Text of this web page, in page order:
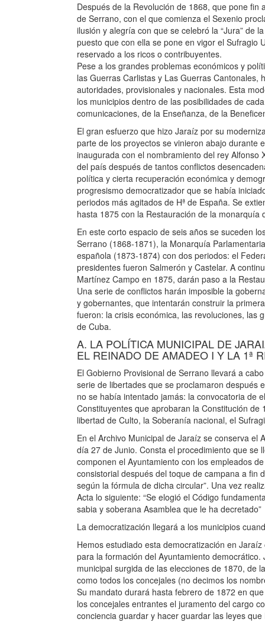
Después de la Revolución de 1868, que pone
de Serrano, con el que comienza el Sexenio
ilusión y alegría con que se celebró la “Jura” de
puesto que con ella se pone en vigor el Sufragio
reservado a los ricos o contribuyentes.
Pese a los grandes problemas económicos y
las Guerras Carlistas y Las Guerras
autoridades, provisionales y nacionales. Esta
los municipios dentro de las posibilidades de
comunicaciones, de la Enseñanza, de la
El gran esfuerzo que hizo Jaraíz por su
parte de los proyectos se vinieron abajo durante
inaugurada con el nombramiento del rey
del país después de tantos conflictos
política y cierta recuperación económica y
progresismo democratizador que se había
periodos más agitados de Hª de España. Se
hasta 1875 con la Restauración de la monarquía
En este corto espacio de seis años se suceden
Serrano (1868-1871), la Monarquía
española (1873-1874) con dos periodos: el
presidentes fueron Salmerón y Castelar. A
Martínez Campo en 1875, darán paso a la
Una serie de conflictos harán imposible la
y gobernantes, que intentarán construir la
fueron: la crisis económica, las revoluciones, las
de Cuba.
A. LA POLÍTICA MUNICIPAL DE
EL REINADO DE AMADEO I Y LA 1ª
El Gobierno Provisional de Serrano llevará a
serie de libertades que se proclamaron después
no se había intentado jamás: la convocatoria de
Constituyentes que aprobaran la Constitución
libertad de Culto, la Soberanía nacional, el
En el Archivo Municipal de Jaraíz se conserva el
día 27 de Junio. Consta el procedimiento que se
componen el Ayuntamiento con los empleados
consistorial después del toque de campana a fin
según la fórmula de dicha circular”. Una vez
Acta lo siguiente: “Se elogió el Código
sabia y soberana Asamblea que le ha decretado”
La democratización llegará a los municipios
Hemos estudiado esta democratización en
para la formación del Ayuntamiento
municipal surgida de las elecciones de 1870, de
como todos los concejales (no decimos los
Su mandato durará hasta febrero de 1872 en
los concejales entrantes el juramento del cargo
conciencia guardar y hacer guardar las leyes